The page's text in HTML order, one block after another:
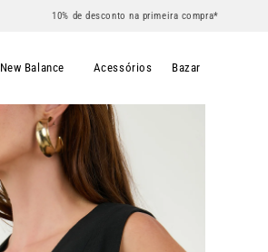
10% de desconto na primeira compra*
New Balance Acessórios Bazar